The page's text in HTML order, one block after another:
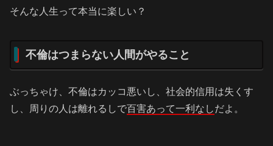
そんな人生って本当に楽しい？
不倫はつまらない人間がやること
ぶっちゃけ、不倫はカッコ悪いし、社会的信用は失くす
し、周りの人は離れるしで百害あって一利なしだよ。